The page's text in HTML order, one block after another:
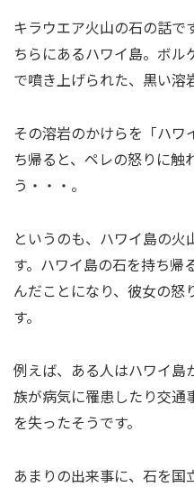
キラウエア火山の石の話で
ちらにあるハワイ島。ボル
で噴き上げられた、黒い溶
その溶岩のかけらを「ハ
ち帰ると、ペレの怒りに触
う・・・。
というのも、ハワイ島の
す。ハワイ島の石を持ち帰
んだことになり、彼女の怒
す。
例えば、ある人はハワイ島
族が病気に罹患したり交通
を失ったそうです。
あまりの出来事に、石を